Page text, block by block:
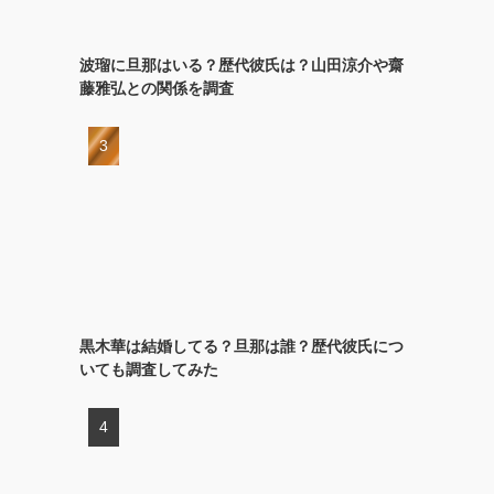
波瑠に旦那はいる？歴代彼氏は？山田涼介や齋
藤雅弘との関係を調査
黒木華は結婚してる？旦那は誰？歴代彼氏につ
いても調査してみた